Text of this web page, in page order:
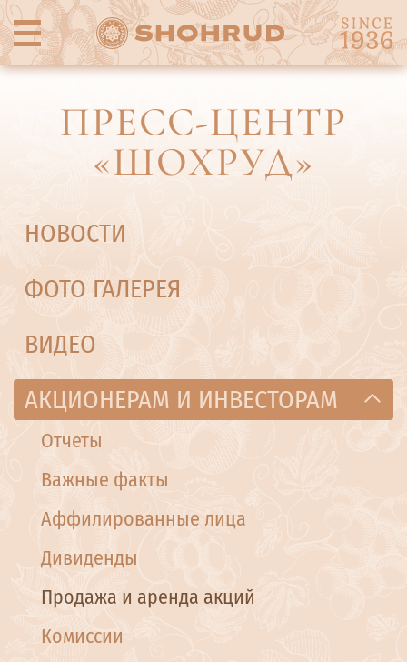
ПРЕСС-ЦЕНТР
«ШОХРУД»
НОВОСТИ
ФОТО ГАЛЕРЕЯ
ВИДЕО
АКЦИОНЕРАМ И ИНВЕСТОРАМ
Отчеты
Важные факты
Аффилированные лица
Дивиденды
Продажа и аренда акций
Комиссии